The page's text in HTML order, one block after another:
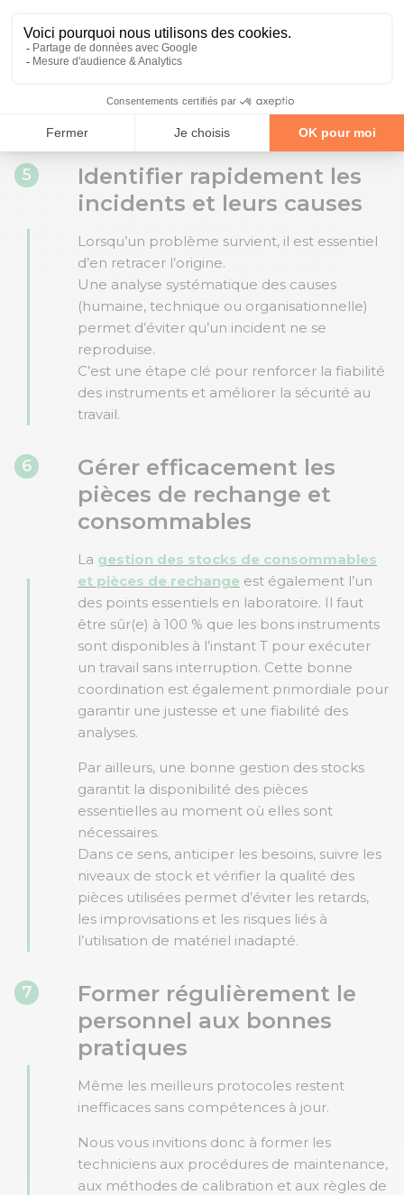
audits et assure une traçabilité complète du
cycle de vie des équipements.
sur l’expérience passée pour améliorer les
5
Identifier rapidement les
incidents et leurs causes
Lorsqu’un problème survient, il est essentiel
d’en retracer l’origine.
Une analyse systématique des causes
(humaine, technique ou organisationnelle)
permet d’éviter qu’un incident ne se
reproduise.
C’est une étape clé pour renforcer la fiabilité
des instruments et améliorer la sécurité au
travail.
6
Gérer efficacement les
pièces de rechange et
consommables
La gestion des stocks de consommables
et pièces de rechange est également l’un
des points essentiels en laboratoire. Il faut
être sûr(e) à 100 % que les bons instruments
sont disponibles à l’instant T pour exécuter
un travail sans interruption. Cette bonne
coordination est également primordiale pour
garantir une justesse et une fiabilité des
analyses.
Par ailleurs, une bonne gestion des stocks
garantit la disponibilité des pièces
essentielles au moment où elles sont
nécessaires.
Dans ce sens, anticiper les besoins, suivre les
niveaux de stock et vérifier la qualité des
pièces utilisées permet d’éviter les retards,
les improvisations et les risques liés à
l’utilisation de matériel inadapté.
7
Former régulièrement le
personnel aux bonnes
pratiques
Même les meilleurs protocoles restent
inefficaces sans compétences à jour.
Nous vous invitions donc à former les
techniciens aux procédures de maintenance,
aux méthodes de calibration et aux règles de